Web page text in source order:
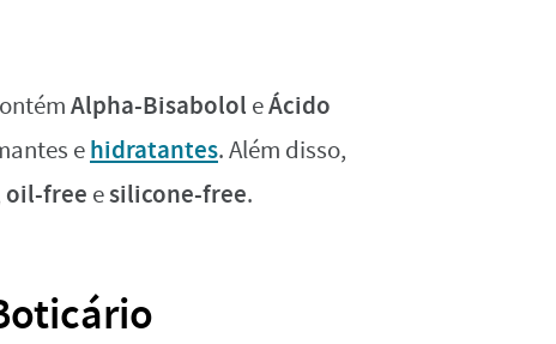
Alpha-Bisabolol eÁcido
ehidratantes. Além disso,
oil-free esilicone-free.